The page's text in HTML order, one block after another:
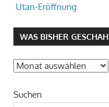
Utan-Eröffnung
WAS BISHER GESCHAH
Was
geschah
Suchen